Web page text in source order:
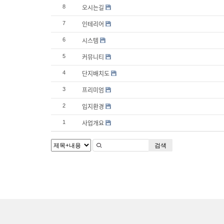
8 오시는길
7 인테리어
6 시스템
5 커뮤니티
4 단지배치도
3 프리미엄
2 입지환경
1 사업개요
검색